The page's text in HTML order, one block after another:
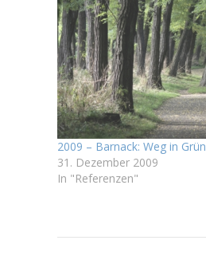
2009 – Barnack: Weg in Grün
31. Dezember 2009
In "Referenzen"